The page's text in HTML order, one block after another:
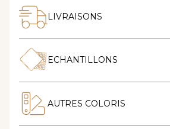
LIVRAISONS
ECHANTILLONS
AUTRES COLORIS